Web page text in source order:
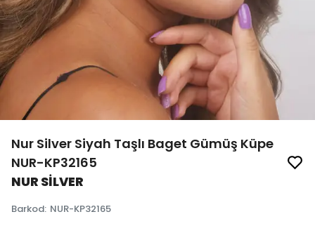
Nur Silver Siyah Taşlı Baget Gümüş Küpe
NUR-KP32165
NUR SİLVER
Barkod: NUR-KP32165